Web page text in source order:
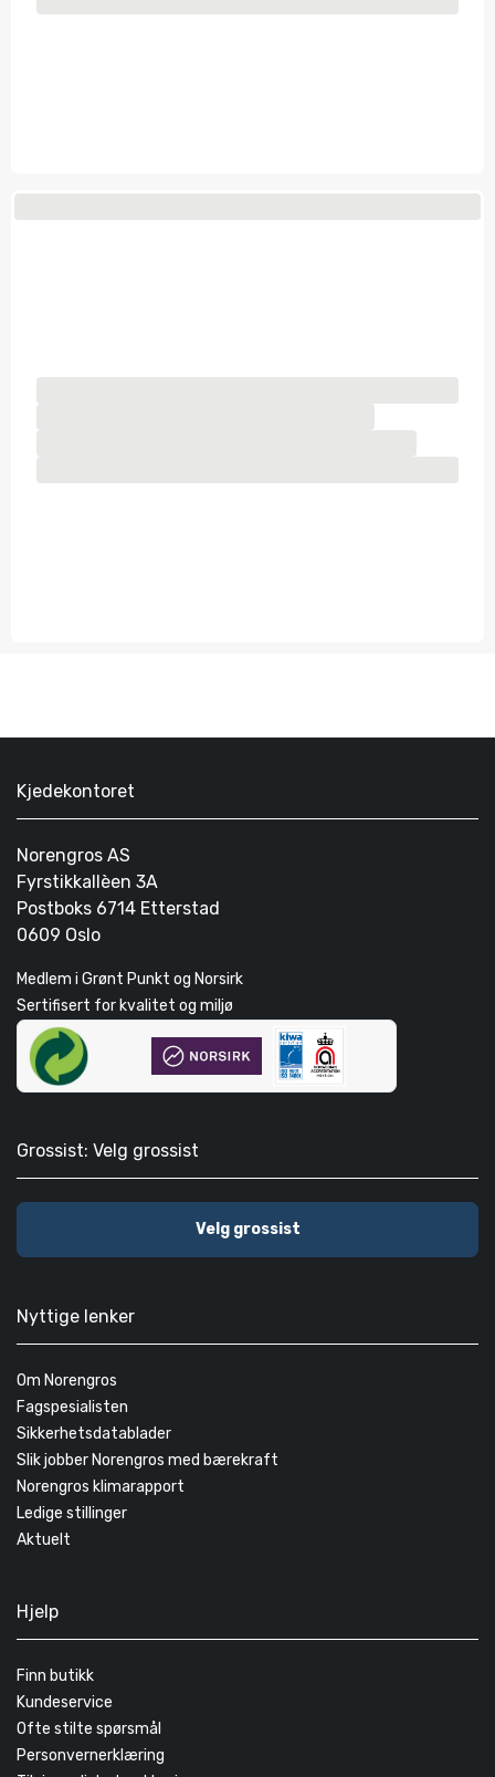
Kjedekontoret
Norengros AS
Fyrstikkallèen 3A
Postboks 6714 Etterstad
0609 Oslo
Medlem i Grønt Punkt og Norsirk
Sertifisert for kvalitet og miljø
Grossist: Velg grossist
Velg grossist
Nyttige lenker
Om Norengros
Fagspesialisten
Sikkerhetsdatablader
Slik jobber Norengros med bærekraft
Norengros klimarapport
Ledige stillinger
Aktuelt
Hjelp
Finn butikk
Kundeservice
Ofte stilte spørsmål
Personvernerklæring